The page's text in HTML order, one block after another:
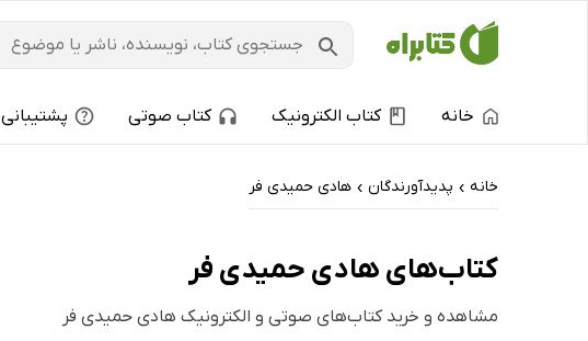
خانه کتاب الکترونیک کتاب صوتی پشتیبانی
خانه › پدیدآورندگان › هادی حمیدی فر
کتاب‌های هادی حمیدی فر
مشاهده و خرید کتاب‌های صوتی و الکترونیک هادی حمیدی فر